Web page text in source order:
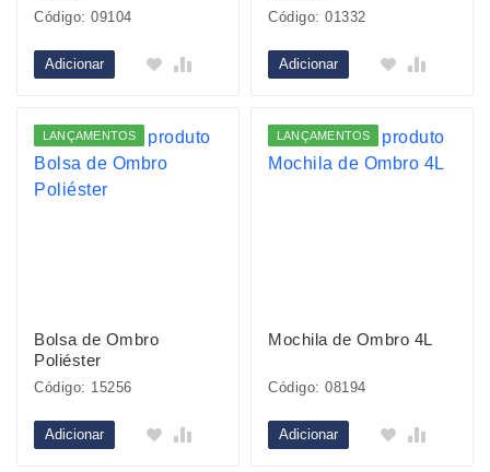
Código: 09104
Adicionar
Código: 01332
Adicionar
LANÇAMENTOS
Bolsa de Ombro
Poliéster
Código: 15256
Adicionar
LANÇAMENTOS
Mochila de Ombro 4L
Código: 08194
Adicionar